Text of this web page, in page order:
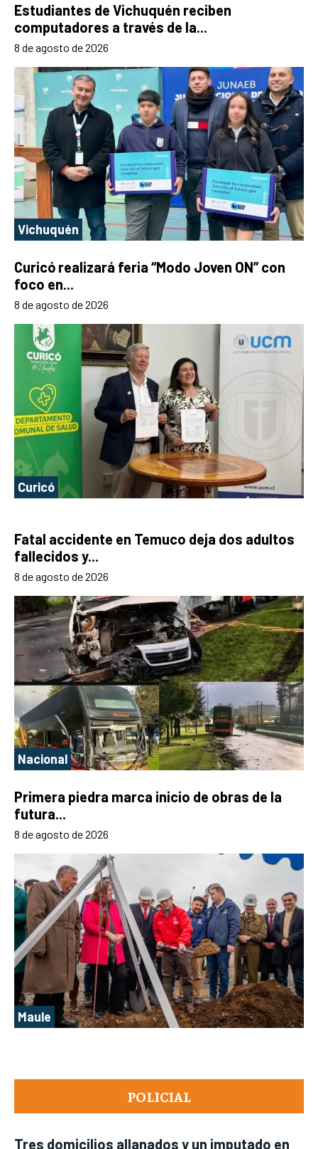
POLICIAL
Tres domicilios allanados y un imputado en
Estudiantes de Vichuquén reciben
computadores a través de la...
8 de agosto de 2026
Vichuquén
Curicó realizará feria “Modo Joven ON” con
foco en...
8 de agosto de 2026
Curicó
Fatal accidente en Temuco deja dos adultos
fallecidos y...
8 de agosto de 2026
Nacional
Primera piedra marca inicio de obras de la
futura...
8 de agosto de 2026
Maule